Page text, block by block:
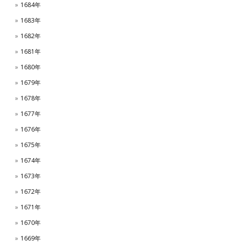
1684年
1683年
1682年
1681年
1680年
1679年
1678年
1677年
1676年
1675年
1674年
1673年
1672年
1671年
1670年
1669年